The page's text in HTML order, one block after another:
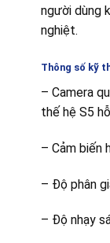
người dùng
nghiệt.
Thông số kỹ
– Camera
thế hệ S5
– Cảm biến
– Độ phân
– Độ nhạy